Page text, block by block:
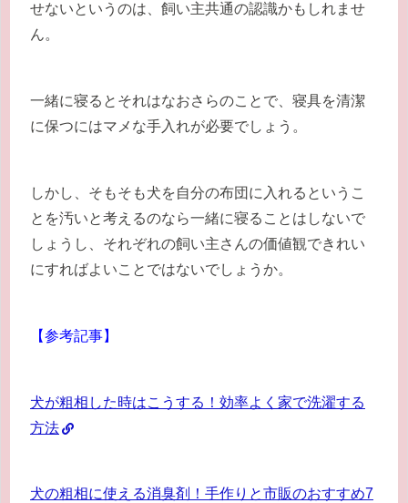
せないというのは、飼い主共通の認識かもしれませ
ん。
一緒に寝るとそれはなおさらのことで、寝具を清潔
に保つにはマメな手入れが必要でしょう。
しかし、そもそも犬を自分の布団に入れるというこ
とを汚いと考えるのなら一緒に寝ることはしないで
しょうし、それぞれの飼い主さんの価値観できれい
にすればよいことではないでしょうか。
【参考記事】
犬が粗相した時はこうする！効率よく家で洗濯する
方法
犬の粗相に使える消臭剤！手作りと市販のおすすめ7